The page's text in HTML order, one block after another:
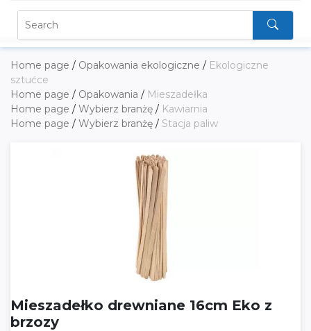
Home page / Opakowania ekologiczne / Ekologiczne
sztućce
Home page / Opakowania / Mieszadełka
Home page / Wybierz branżę / Kawiarnia
Home page / Wybierz branżę / Stacja paliw
Mieszadełko drewniane 16cm Eko z
brzozy